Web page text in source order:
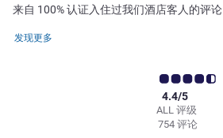
来自 100% 认证入住过我们酒店客人的评论
发现更多
ALL 评级
4.4/5
754 评论